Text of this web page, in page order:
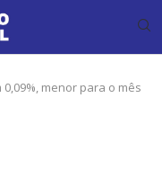
menor para o mês